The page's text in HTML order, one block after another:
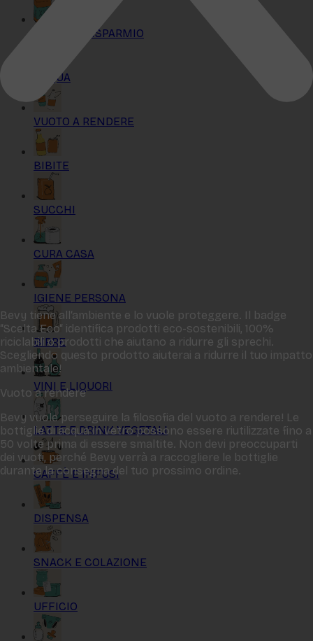
KIT MAXI RISPARMIO
ACQUA
VUOTO A RENDERE
BIBITE
SUCCHI
CURA CASA
IGIENE PERSONA
BIRRE
VINI E LIQUORI
LATTE E DRINK VEGETALI
CAFFÈ E INFUSI
DISPENSA
SNACK E COLAZIONE
UFFICIO
Bevy tiene all‘ambiente e lo vuole proteggere. Il badge
“Scelta Eco“ identifica prodotti eco-sostenibili, 100%
riciclabili o prodotti che aiutano a ridurre gli sprechi.
Scegliendo questo prodotto aiuterai a ridurre il tuo impatto
ambientale!
Vuoto a rendere
Bevy vuole perseguire la filosofia del vuoto a rendere! Le
bottiglie di acqua in vetro possono essere riutilizzate fino a
50 volte prima di essere smaltite. Non devi preoccuparti
dei vuoti, perché Bevy verrà a raccogliere le bottiglie
durante la consegna del tuo prossimo ordine.